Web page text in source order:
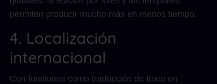
permiten producir mucho más en menos tiempo.
4. Localización
internacional
Con funciones como traducción de texto en